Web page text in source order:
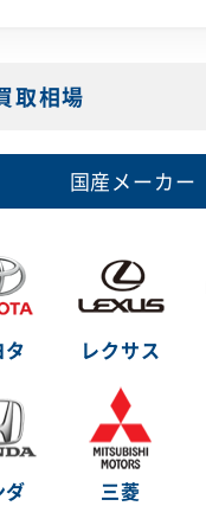
取相場
国産メーカー
タ レクサス
ダ 三菱